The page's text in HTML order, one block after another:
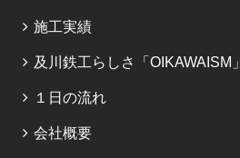
施工実績
及川鉄工らしさ「OIKAWAISM」
１日の流れ
会社概要